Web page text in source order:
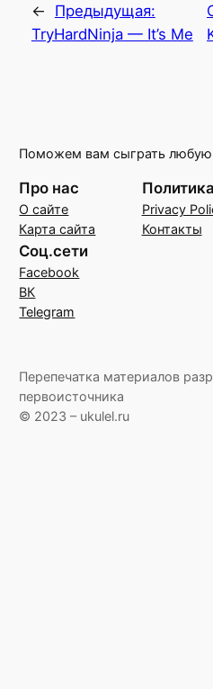
←
Предыдущая:
TryHardNinja — It’s Me
Поможем вам сыграть любую
Про нас
О сайте
Карта сайта
Privacy
Контакты
Соц.сети
Facebook
ВК
Telegram
Перепечатка материалов
первоисточника
© 2023 – ukulel.ru